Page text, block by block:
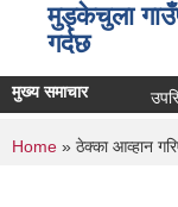
मुड्केचुला
गर्दछ
मुख्य समाचार उपस्थिति
You are
Home » ठेक्का आव्हान